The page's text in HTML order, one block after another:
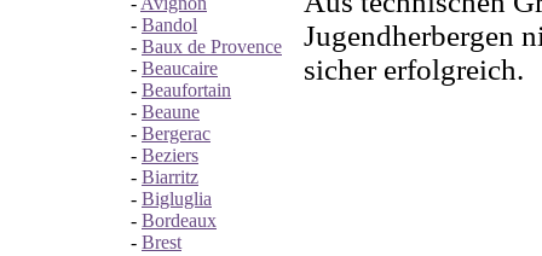
- Bandol
- Baux de Provence
- Beaucaire
- Beaufortain
- Beaune
- Bergerac
- Beziers
- Biarritz
- Bigluglia
- Bordeaux
- Brest
Jugendherbergen
sicher erfolgreich.